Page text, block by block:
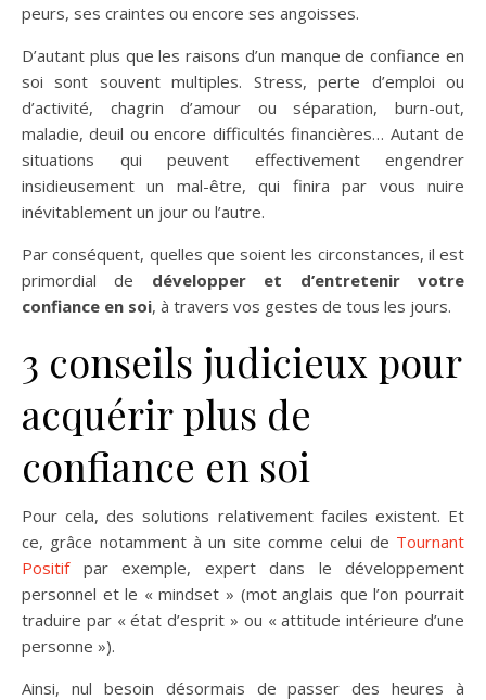
peurs, ses craintes ou encore ses angoisses.
D’autant plus que les raisons d’un manque de confiance en
soi sont souvent multiples. Stress, perte d’emploi ou
d’activité, chagrin d’amour ou séparation, burn-out,
maladie, deuil ou encore difficultés financières… Autant de
situations qui peuvent effectivement engendrer
insidieusement un mal-être, qui finira par vous nuire
inévitablement un jour ou l’autre.
Par conséquent, quelles que soient les circonstances, il est
primordial de développer et d’entretenir votre
confiance en soi, à travers vos gestes de tous les jours.
3 conseils judicieux pour
acquérir plus de
confiance en soi
Pour cela, des solutions relativement faciles existent. Et
ce, grâce notamment à un site comme celui de Tournant
Positifpar exemple, expert dans le développement
personnel et le « mindset » (mot anglais que l’on pourrait
traduire par « état d’esprit » ou « attitude intérieure d’une
personne »).
Ainsi, nul besoin désormais de passer des heures à